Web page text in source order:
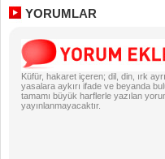
YORUMLAR
Küfür, hakaret içeren; dil, din, ırk
yasalara aykırı ifade ve beyanda
tamamı büyük harflerle yazılan
yayınlanmayacaktır.